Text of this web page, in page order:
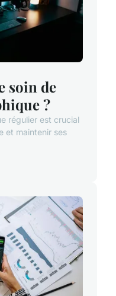
soin de
?
régulier est crucial
et maintenir ses